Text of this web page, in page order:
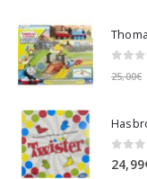
25,00€
0
24,99